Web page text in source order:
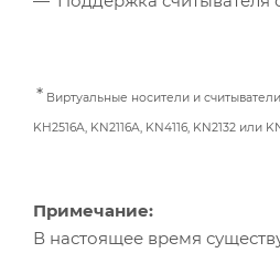
* Виртуальные носители и считыватели
KH2516A, KN2116A, KN4116, KN2132 или
Примечание:
В настоящее время